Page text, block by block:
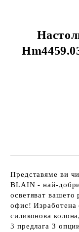
Представяме ви
BLAIN - най-
осветяват
офис!
силиконова
3 предлага 3